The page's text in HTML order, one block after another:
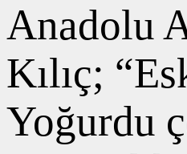
Anadolu
Kılıç;
Yoğurdu